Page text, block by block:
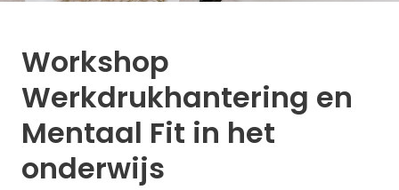
Workshop
Werkdrukhantering en
Mentaal Fit in het
onderwijs